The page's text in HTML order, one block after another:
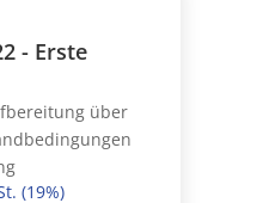
- Erste
über